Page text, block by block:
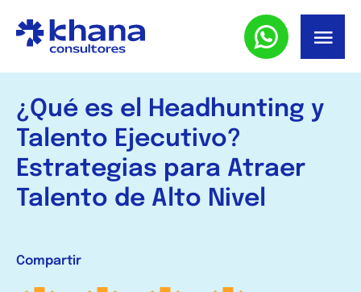
Volver al listado
¿Qué es el Headhunting y
Talento Ejecutivo?
Estrategias para Atraer
Talento de Alto Nivel
Compartir